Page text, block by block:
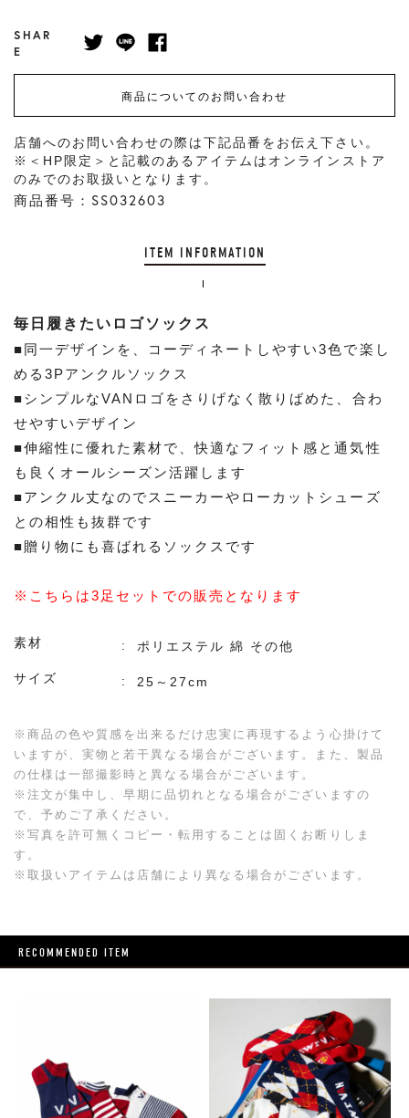
SHAR
E
商品についてのお問い合わせ
店舗へのお問い合わせの際は下記品番をお伝え下さい。
※＜HP限定＞と記載のあるアイテムはオンラインストア
のみでのお取扱いとなります。
商品番号：SS032603
ITEM INFORMATION
毎日履きたいロゴソックス
■同一デザインを、コーディネートしやすい3色で楽し
める3Pアンクルソックス
■シンプルなVANロゴをさりげなく散りばめた、合わ
せやすいデザイン
■伸縮性に優れた素材で、快適なフィット感と通気性
も良くオールシーズン活躍します
■アンクル丈なのでスニーカーやローカットシューズ
との相性も抜群です
■贈り物にも喜ばれるソックスです
※こちらは3足セットでの販売となります
素材 ポリエステル 綿 その他
サイズ 25～27cm
※商品の色や質感を出来るだけ忠実に再現するよう心掛けて
いますが、実物と若干異なる場合がございます。また、製品
の仕様は一部撮影時と異なる場合がございます。
※注文が集中し、早期に品切れとなる場合がございますの
で、予めご了承ください。
※写真を許可無くコピー・転用することは固くお断りしま
す。
※取扱いアイテムは店舗により異なる場合がございます。
RECOMMENDED ITEM